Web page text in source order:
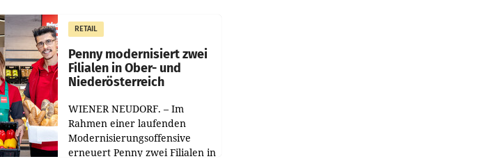
gemacht und die
Markterwartung deutlich
übertroffen.
RETAIL
Penny modernisiert zwei
Filialen in Ober- und
Niederösterreich
WIENER NEUDORF. – Im
Rahmen einer laufenden
Modernisierungsoffensive
erneuert Penny zwei Filialen in